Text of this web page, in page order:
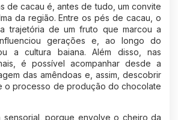
de cacau é, antes de tudo, um convite
da região. Entre os pés de cacau, o
trajetória de um fruto que marcou a
gerações e, ao longo do
a cultura baiana. Além disso, nas
é possível acompanhar desde a
das amêndoas e, assim, descobrir
o processo de produção do chocolate
sensorial, porque envolve o cheiro da